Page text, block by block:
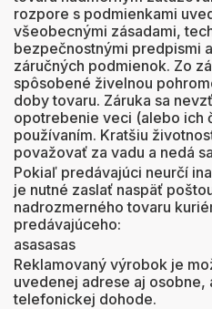
rozpore s podmienkami
všeobecnými zásadami,
bezpečnostnými predpismi
záručných podmienok. Zo
spôsobené živelnou
doby tovaru. Záruka sa
opotrebenie veci (alebo ich
používaním. Kratšiu
považovať za vadu a nedá
Pokiaľ predávajúci neurčí
je nutné zaslať naspäť
nadrozmerného tovaru
predávajúceho:
asasasas
Reklamovaný výrobok je
uvedenej adrese aj
telefonickej dohode.